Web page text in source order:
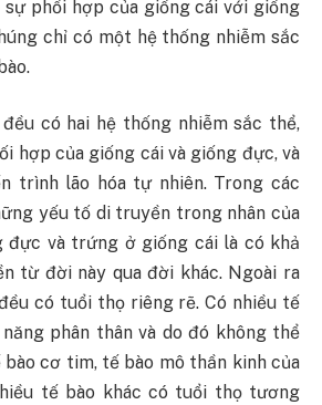
sự phối hợp của giống cái với giống
chỉ có một hệ thống nhiễm sắc
có hai hệ thống nhiễm sắc thể,
hợp của giống cái và giống đực, và
trình lão hóa tự nhiên. Trong các
yếu tố di truyền trong nhân của
và trứng ở giống cái là có khả
từ đời này qua đời khác. Ngoài ra
có tuổi thọ riêng rẽ. Có nhiều tế
phân thân và do đó không thể
cơ tim, tế bào mô thần kinh của
tế bào khác có tuổi thọ tương